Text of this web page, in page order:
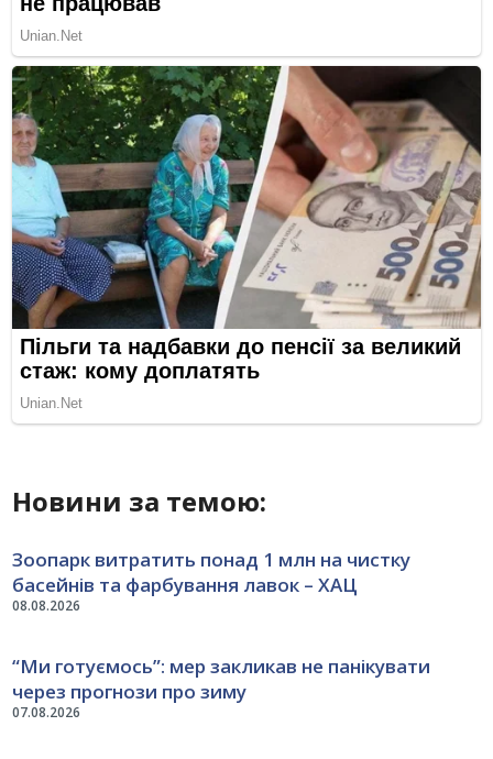
Новини за темою:
08.08.2026
Зоопарк витратить понад 1 млн на чистку
басейнів та фарбування лавок – ХАЦ
07.08.2026
“Ми готуємось”: мер закликав не панікувати
через прогнози про зиму